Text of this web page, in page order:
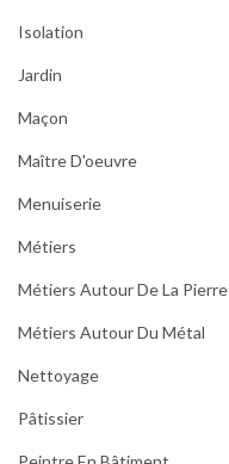
Isolation
Jardin
Maçon
Maître D'oeuvre
Menuiserie
Métiers
Métiers Autour De La Pierre
Métiers Autour Du Métal
Nettoyage
Pâtissier